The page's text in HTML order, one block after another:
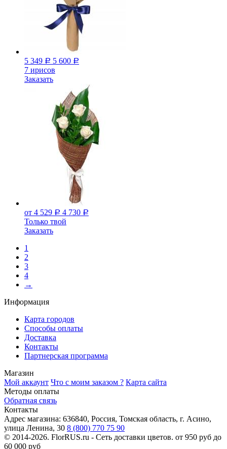
5 349 Р 5 600 Р
7 ирисов
Заказать
от 4 529 Р 4 730 Р
Только твой
Заказать
1
2
3
4
→
Информация
Карта городов
Способы оплаты
Доставка
Контакты
Партнерская программа
Магазин
Мой аккаунт Что с моим заказом ? Карта сайта
Методы оплаты
Обратная связь
Контакты
Адрес магазина: 636840, Россия, Томская область, г. Асино,
улица Ленина, 30 8 (800) 770 75 90
© 2014-2026. FlorRUS.ru - Сеть доставки цветов. от 950 руб до
60 000 руб